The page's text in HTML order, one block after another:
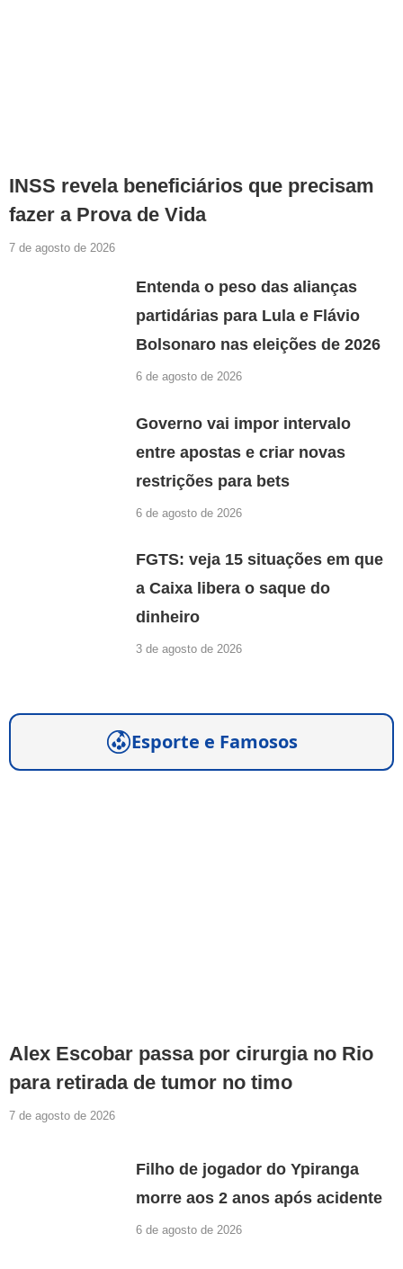
INSS revela beneficiários que precisam
fazer a Prova de Vida
7 de agosto de 2026
Entenda o peso das alianças
partidárias para Lula e Flávio
Bolsonaro nas eleições de 2026
6 de agosto de 2026
Governo vai impor intervalo
entre apostas e criar novas
restrições para bets
6 de agosto de 2026
FGTS: veja 15 situações em que
a Caixa libera o saque do
dinheiro
3 de agosto de 2026
Esporte e Famosos
Alex Escobar passa por cirurgia no Rio
para retirada de tumor no timo
7 de agosto de 2026
Filho de jogador do Ypiranga
morre aos 2 anos após acidente
6 de agosto de 2026